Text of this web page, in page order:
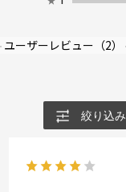
ユーザーレビュー （2）
絞り込み